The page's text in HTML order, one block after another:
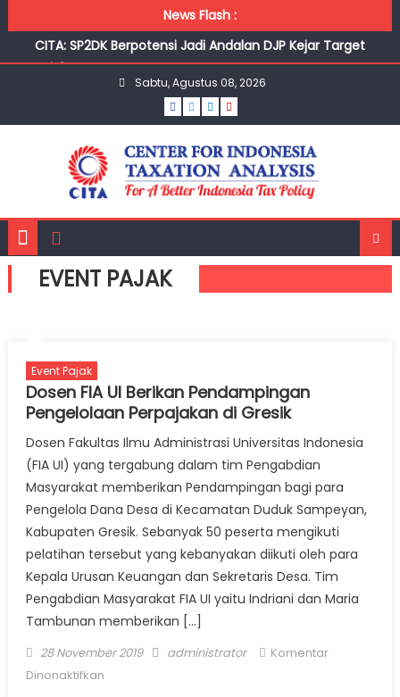
News Flash :
CITA: SP2DK Berpotensi Jadi Andalan DJP Kejar Target
Pajak
Pengamat usulkan RI turunkan target pajak di tengah
pelemahan ekonomi
Dipicu Penundaan hingga Ijon Pajak
Wajar Warga Enggan Bayar Pajak saat Ekonomi Lesu,
Pengawasan Ketat Tak Diperlukan
Belanja Masyarakat Seret, Penerimaan PPN Masih Jauh
dari Target
Sabtu, Agustus 08, 2026
EVENT PAJAK
Event Pajak
Dosen FIA UI Berikan Pendampingan
Pengelolaan Perpajakan di Gresik
Dosen Fakultas Ilmu Administrasi Universitas Indonesia
(FIA UI) yang tergabung dalam tim Pengabdian
Masyarakat memberikan Pendampingan bagi para
Pengelola Dana Desa di Kecamatan Duduk Sampeyan,
Kabupaten Gresik. Sebanyak 50 peserta mengikuti
pelatihan tersebut yang kebanyakan diikuti oleh para
Kepala Urusan Keuangan dan Sekretaris Desa. Tim
Pengabdian Masyarakat FIA UI yaitu Indriani dan Maria
Tambunan memberikan […]
Posted on
28 November 2019 Author
administrator
Komentar
Dinonaktifkan